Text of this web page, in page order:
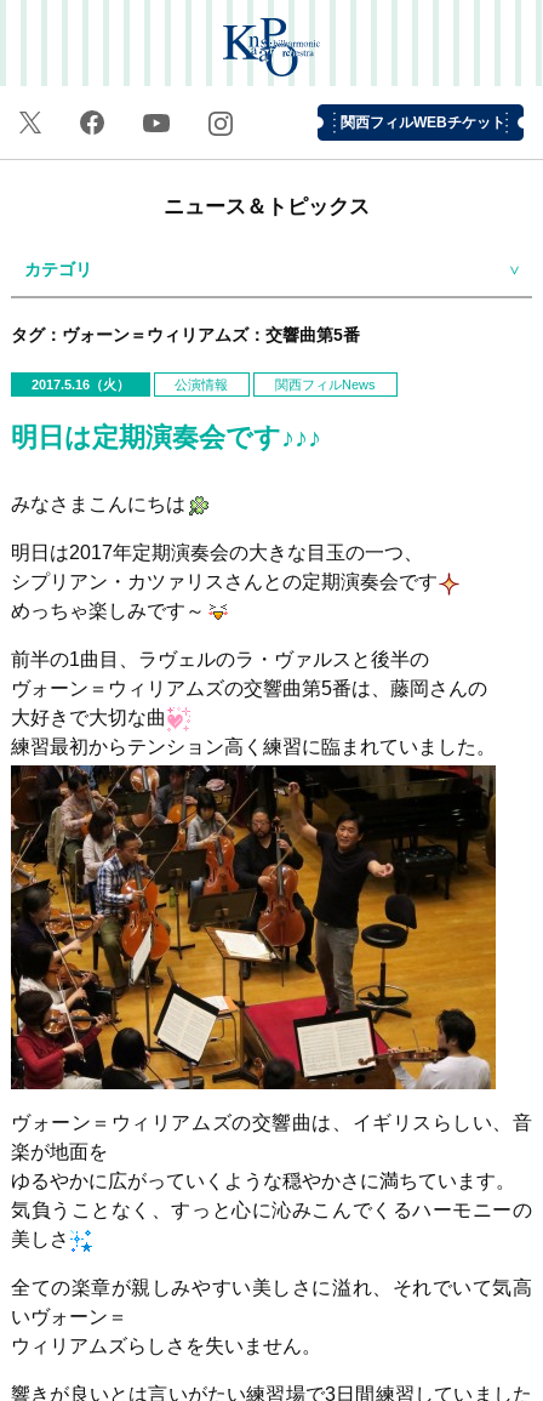
関西フィルWEBチケット
ニュース＆トピックス
カテゴリ
タグ：ヴォーン＝ウィリアムズ：交響曲第5番
2017.5.16（火） 公演情報 関西フィルNews
明日は定期演奏会です♪♪♪
みなさまこんにちは
明日は2017年定期演奏会の大きな目玉の一つ、
シプリアン・カツァリスさんとの定期演奏会です
めっちゃ楽しみです～
前半の1曲目、ラヴェルのラ・ヴァルスと後半の
ヴォーン＝ウィリアムズの交響曲第5番は、藤岡さんの
大好きで大切な曲
練習最初からテンション高く練習に臨まれていました。
ヴォーン＝ウィリアムズの交響曲は、イギリスらしい、音
楽が地面を
ゆるやかに広がっていくような穏やかさに満ちています。
気負うことなく、すっと心に沁みこんでくるハーモニーの
美しさ
全ての楽章が親しみやすい美しさに溢れ、それでいて気高
いヴォーン＝
ウィリアムズらしさを失いません。
響きが良いとは言いがたい練習場で3日間練習していました